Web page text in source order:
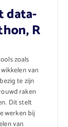
data-
R
zoals
van
te zijn
raken
Dit stelt
werken bij
van